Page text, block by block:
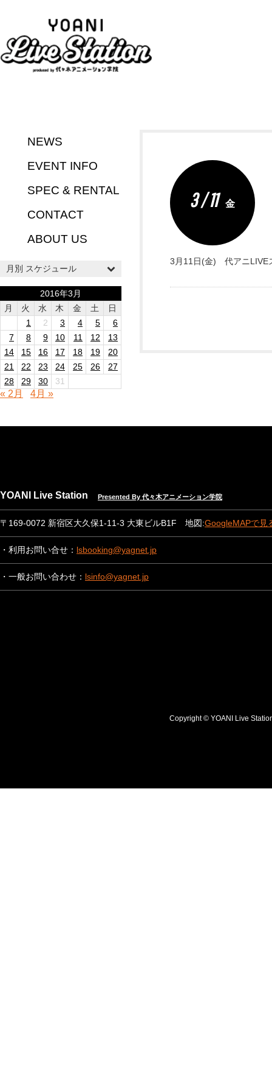
NEWS
EVENT INFO
SPEC & RENTAL
CONTACT
ABOUT US
月別 スケジュール
2016年3月
月
火 水 木 金 土
日
1
2 3 4 5
6
7
8 9 10 11 12
13
14
15 16 17 18 19
20
21
22 23 24 25 26
27
28
29 30 31
« 2月 4月 »
3 / 11 金
3月11日(金) 代アニLIVE
YOANI Live Station Presented By 代々木アニメーション学院
〒169-0072 新宿区大久保1-11-3 大東ビルB1F 地図:GoogleMAPで見
・利用お問い合せ： lsbooking@yagnet.jp
・一般お問い合わせ： lsinfo@yagnet.jp
Copyright © YOANI Live